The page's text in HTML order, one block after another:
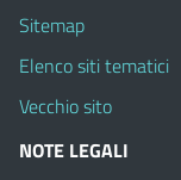
Sitemap
Elenco siti tematici
Vecchio sito
NOTE LEGALI